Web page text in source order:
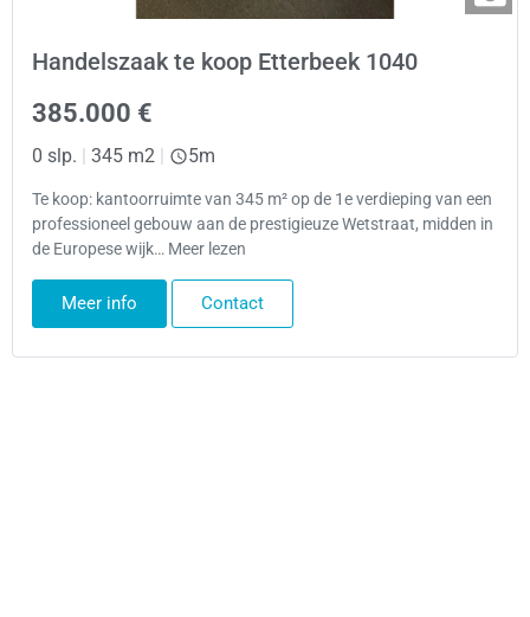
Handelszaak te koop Etterbeek 1040
385.000 €
0 slp. | 345 m2 | 5m
Te koop: kantoorruimte van 345 m² op de 1e verdieping van een
professioneel gebouw aan de prestigieuze Wetstraat, midden in
de Europese wijk… Meer lezen
Meer info Contact